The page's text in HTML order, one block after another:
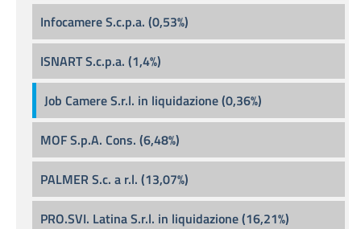
Infocamere S.c.p.a. (0,53%)
ISNART S.c.p.a. (1,4%)
Job Camere S.r.l. in liquidazione (0,36%)
MOF S.p.A. Cons. (6,48%)
PALMER S.c. a r.l. (13,07%)
PRO.SVI. Latina S.r.l. in liquidazione (16,21%)